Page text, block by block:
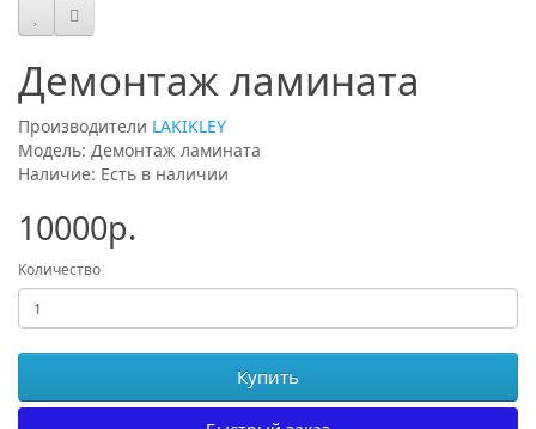
Демонтаж ламината
Производители LAKIKLEY
Модель: Демонтаж ламината
Наличие: Есть в наличии
10000р.
Количество
Купить